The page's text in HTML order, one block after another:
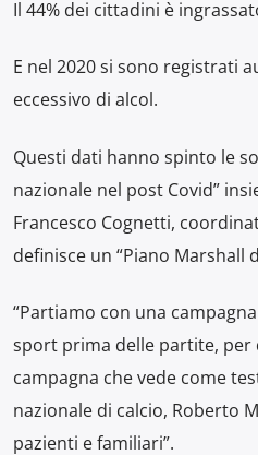
Il 44% dei cittadini è
E nel 2020 si sono registrati
eccessivo di alcol.
Questi dati hanno spinto le
nazionale nel post Covid”
Francesco Cognetti,
definisce un “Piano Marshall
“Partiamo con una
sport prima delle partite, per
campagna che vede come
nazionale di calcio, Roberto
pazienti e familiari”.